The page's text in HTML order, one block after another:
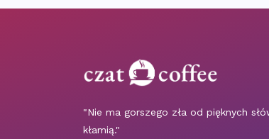
"Nie ma gorszego zła od pięknych
kłamią."